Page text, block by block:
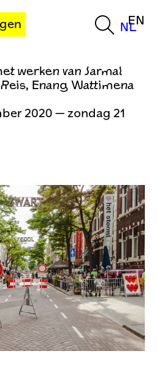
NL
EN
werken van Jarmal
Enang Wattimena
2020 — zondag 21